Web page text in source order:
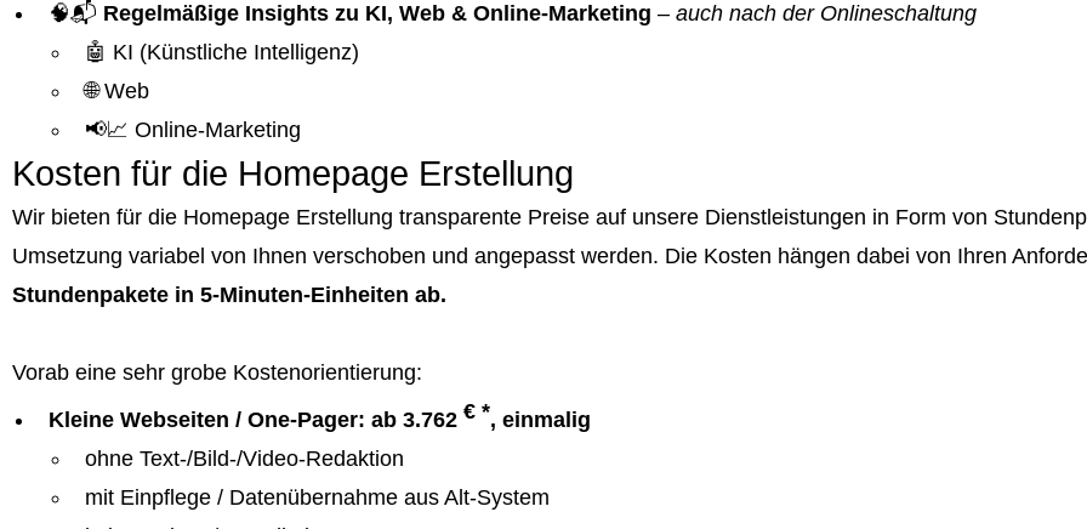
🧠📬 Regelmäßige Insights zu KI, Web & Online-Marketing – auch nach der Onlineschaltung
🤖 KI (Künstliche Intelligenz)
🌐 Web
📢📈 Online-Marketing
Kosten für die Homepage Erstellung
Wir bieten für die Homepage Erstellung transparente Preise auf unsere Dienstleistungen in Form von
Umsetzung variabel von Ihnen verschoben und angepasst werden. Die Kosten hängen dabei von Ihren
Stundenpakete in 5-Minuten-Einheiten ab.
Vorab eine sehr grobe Kostenorientierung:
Kleine Webseiten / One-Pager: ab 3.762 € *, einmalig
ohne Text-/Bild-/Video-Redaktion
mit Einpflege / Datenübernahme aus Alt-System